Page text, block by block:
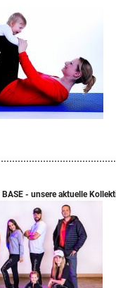
- unsere aktuelle